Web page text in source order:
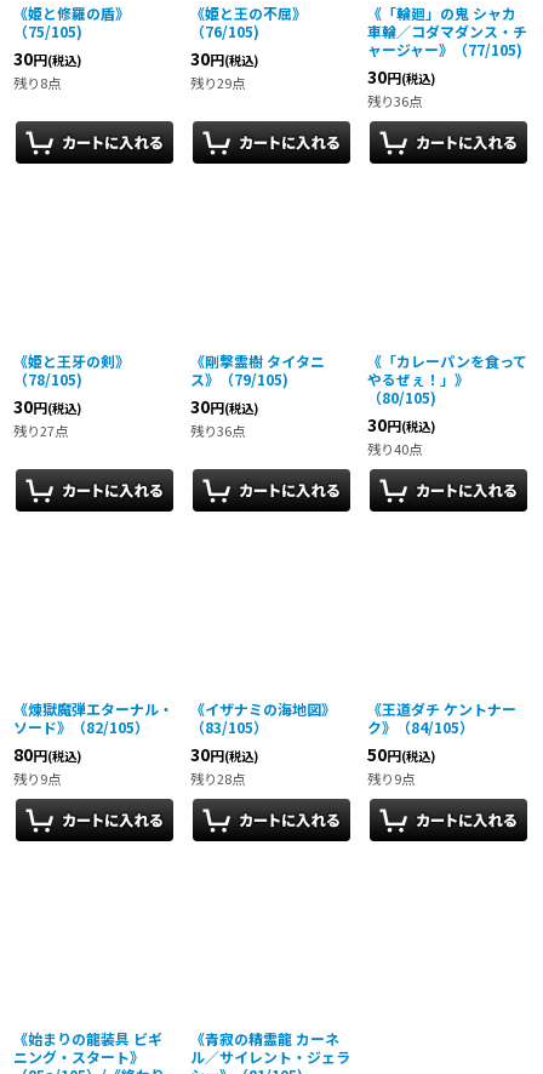
《姫と修羅の盾》
（75/105)
30円(税込)
残り8点
《姫と王の不屈》
（76/105)
30円(税込)
残り29点
《「輪廻」の鬼 シャカ
車輪／コダマダンス・チ
ャージャー》（77/105)
30円(税込)
残り36点
《姫と王牙の剣》
（78/105)
30円(税込)
残り27点
《剛撃霊樹 タイタニ
ス》（79/105)
30円(税込)
残り36点
《「カレーパンを食って
やるぜぇ！」》
（80/105)
30円(税込)
残り40点
《煉獄魔弾エターナル・
ソード》（82/105）
80円(税込)
残り9点
《イザナミの海地図》
（83/105）
30円(税込)
残り28点
《王道ダチ ケントナー
ク》（84/105）
50円(税込)
残り9点
《始まりの龍装具 ビギ
ニング・スタート》
《青寂の精霊龍 カーネ
ル／サイレント・ジェラ